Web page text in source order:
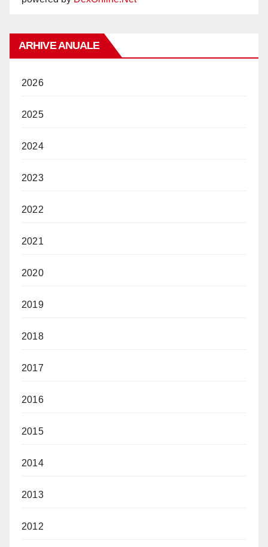
ARHIVE ANUALE
2026
2025
2024
2023
2022
2021
2020
2019
2018
2017
2016
2015
2014
2013
2012